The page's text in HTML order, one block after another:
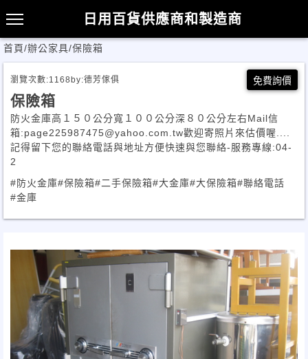
日用百貨供應商和製造商
首頁/辦公家具/保險箱
瀏覽次數:1168 by:德芳傢俱 免費詢價
保險箱
防火金庫高１５０公分寬１００公分深８０公分左右Mail信
箱:page225987475@yahoo.com.tw歡迎寄照片來估價喔....
記得留下您的聯絡電話與地址方便快速與您聯絡-服務專線:04-
2
#防火金庫#保險箱#二手保險箱#大金庫#大保險箱#聯絡電話
#金庫